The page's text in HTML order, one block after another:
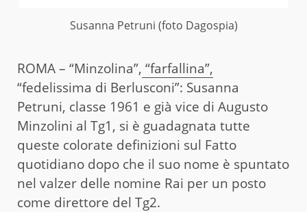
Susanna Petruni (foto Dagospia)
ROMA – “Minzolina”, “farfallina”,
“fedelissima di Berlusconi”: Susanna
Petruni, classe 1961 e già vice di Augusto
Minzolini al Tg1, si è guadagnata tutte
queste colorate definizioni sul Fatto
quotidiano dopo che il suo nome è spuntato
nel valzer delle nomine Rai per un posto
come direttore del Tg2.